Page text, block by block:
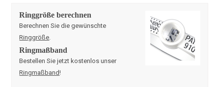
Ringgröße berechnen
Berechnen Sie die gewünschte
Ringgröße
Ringmaßband
Bestellen Sie jetzt kostenlos unser
Ringmaßband!